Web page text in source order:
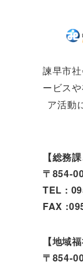
諫早市
ービス
ア活動
【総務
〒854-
TEL :
FAX
【地域
〒854-